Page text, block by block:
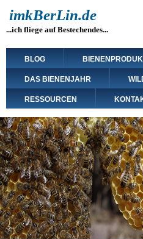
zum
Inhalt
imkBerLin.de
...ich fliege auf Bestechendes...
Main
navigation
BLOG
DAS BIENENJAHR
RESSOURCEN